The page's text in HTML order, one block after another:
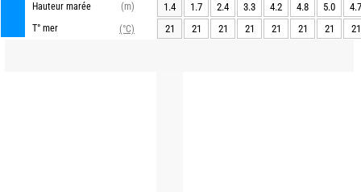
Hauteur marée
(m)
T° mer
(°C)
1.4
1.7 2.4 3.3 4.2 4.8 5.0
4.7
21
21 21 21 21 21 21 21